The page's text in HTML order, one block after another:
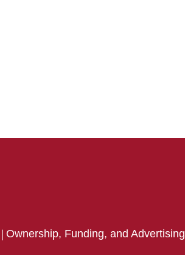
| Ownership, Funding, and Advertising